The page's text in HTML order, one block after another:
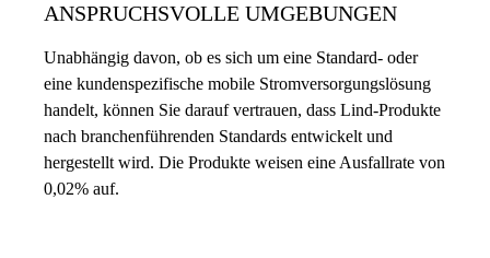
ANSPRUCHSVOLLE UMGEBUNGEN
Unabhängig davon, ob es sich um eine Standard- oder
eine kundenspezifische mobile Stromversorgungslösung
handelt, können Sie darauf vertrauen, dass Lind-Produkte
nach branchenführenden Standards entwickelt und
hergestellt wird. Die Produkte weisen eine Ausfallrate von
0,02% auf.